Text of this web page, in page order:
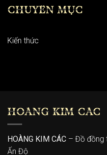
CHUYÊN MỤC
Kiến thức
HOÀNG KIM CÁC
HOÀNG KIM CÁC – Đồ đồng
Ấn Độ